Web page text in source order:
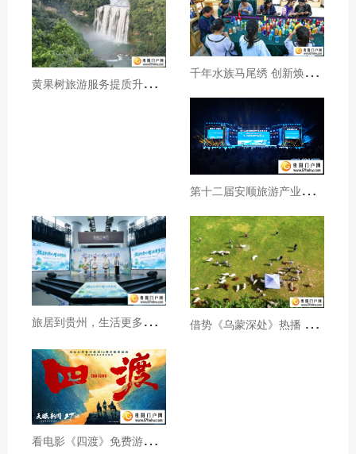
黄
果树旅游服务提质升级暖心护航游客行程 千
年水族马尾绣 创新焕发新生机
第
十二届安顺旅游产业发展大会开幕
旅
居到贵州，生活更多彩！贵旅集团2026年夏季产品推介会在沪举行 借
势《乌蒙深处》热播 黔西市推动影视流量变游客“留量”
看
电影《四渡》免费游贵州A级景区、领500元票根消费券